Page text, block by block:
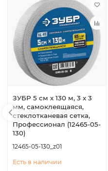
ЗУБР 5 см х 130 м, 3 х 3
мм, самоклеящаяся,
стеклотканевая сетка,
Профессионал (12465-05-
130)
12465-05-130_z01
Есть в наличии